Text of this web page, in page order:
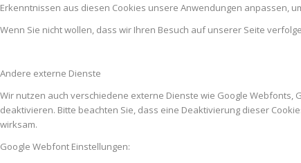
Erkenntnissen aus diesen Cookies unsere Anwendungen anpassen,
Wenn Sie nicht wollen, dass wir Ihren Besuch auf unserer Seite
Andere externe Dienste
Wir nutzen auch verschiedene externe Dienste wie Google
deaktivieren. Bitte beachten Sie, dass eine Deaktivierung dieser
wirksam.
Google Webfont Einstellungen: